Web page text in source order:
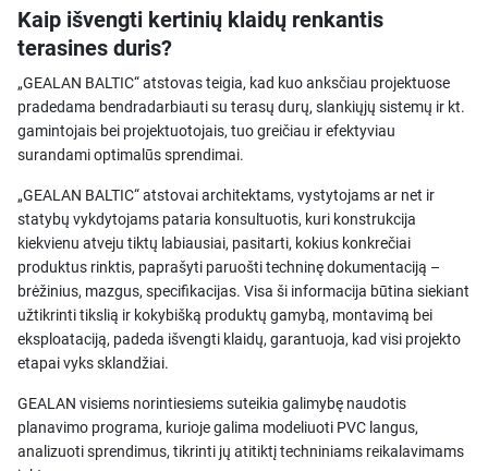
Kaip išvengti kertinių klaidų renkantis
terasines duris?
„GEALAN BALTIC“ atstovas teigia, kad kuo anksčiau projektuose
pradedama bendradarbiauti su terasų durų, slankiųjų sistemų ir kt.
gamintojais bei projektuotojais, tuo greičiau ir efektyviau
surandami optimalūs sprendimai.
„GEALAN BALTIC“ atstovai architektams, vystytojams ar net ir
statybų vykdytojams pataria konsultuotis, kuri konstrukcija
kiekvienu atveju tiktų labiausiai, pasitarti, kokius konkrečiai
produktus rinktis, paprašyti paruošti techninę dokumentaciją –
brėžinius, mazgus, specifikacijas. Visa ši informacija būtina siekiant
užtikrinti tikslią ir kokybišką produktų gamybą, montavimą bei
eksploataciją, padeda išvengti klaidų, garantuoja, kad visi projekto
etapai vyks sklandžiai.
GEALAN visiems norintiesiems suteikia galimybę naudotis
planavimo programa, kurioje galima modeliuoti PVC langus,
analizuoti sprendimus, tikrinti jų atitiktį techniniams reikalavimams